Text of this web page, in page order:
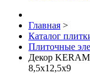
Главная >
Каталог
Плиточные
Декор
8,5х12,5х9